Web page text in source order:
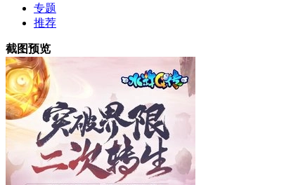
专题
推荐
截图预览